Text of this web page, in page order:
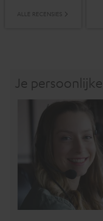
ALLE RECENSIES
Je